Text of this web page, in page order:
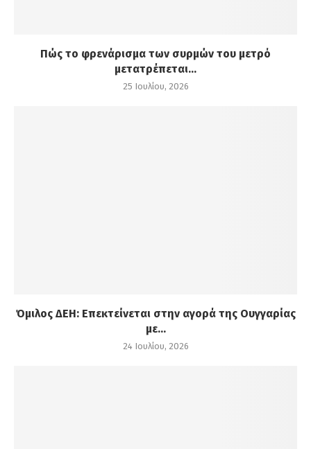
Πώς το φρενάρισμα των συρμών του μετρό
μετατρέπεται...
25 Ιουλίου, 2026
Όμιλος ΔΕΗ: Επεκτείνεται στην αγορά της Ουγγαρίας
με...
24 Ιουλίου, 2026